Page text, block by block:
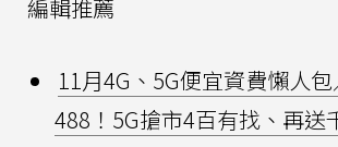
編輯推薦
11月4G、5G便宜資費懶人
488！5G搶市4百有找、再送